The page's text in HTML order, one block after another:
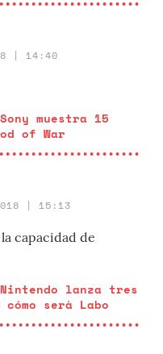
| 14:40
Sony muestra 15
of War
| 15:13
capacidad de
Nintendo lanza tres
será Labo